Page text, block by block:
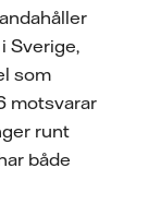
Sverige,
som
motsvarar
runt
både